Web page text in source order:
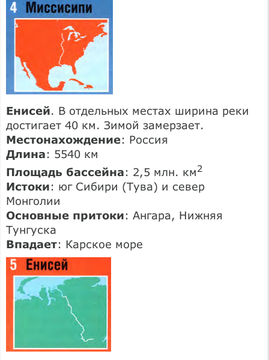
Енисей. В отдельных местах ширина реки
достигает 40 км. Зимой замерзает.
Местонахождение: Россия
Длина: 5540 км
Площадь бассейна: 2,5 млн. км2
Истоки: юг Сибири (Тува) и север
Монголии
Основные притоки: Ангара, Нижняя
Тунгуска
Впадает: Карское море